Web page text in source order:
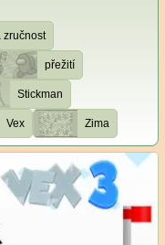
zručnost
přežití
Stickman
Vex Zima